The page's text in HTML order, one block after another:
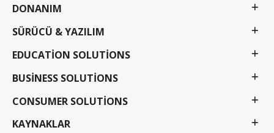
DONANIM
SÜRÜCÜ & YAZILIM
EDUCATION SOLUTIONS
BUSINESS SOLUTIONS
CONSUMER SOLUTIONS
KAYNAKLAR